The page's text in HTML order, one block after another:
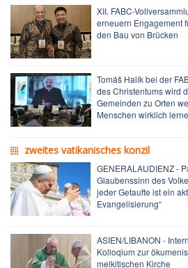
XII. FABC-
erneuern Engagement
den Bau von Brücken
Tomáš Halík bei der
des Christentums wird
Gemeinden zu Orten
Menschen wirklich
zweites vatikanisches konzil
GENERALAUDIENZ -
Glaubenssinn des
jeder Getaufte ist ein
Evangelisierung“
ASIEN/LIBANON -
Kolloqium zur
melkitischen Kirche